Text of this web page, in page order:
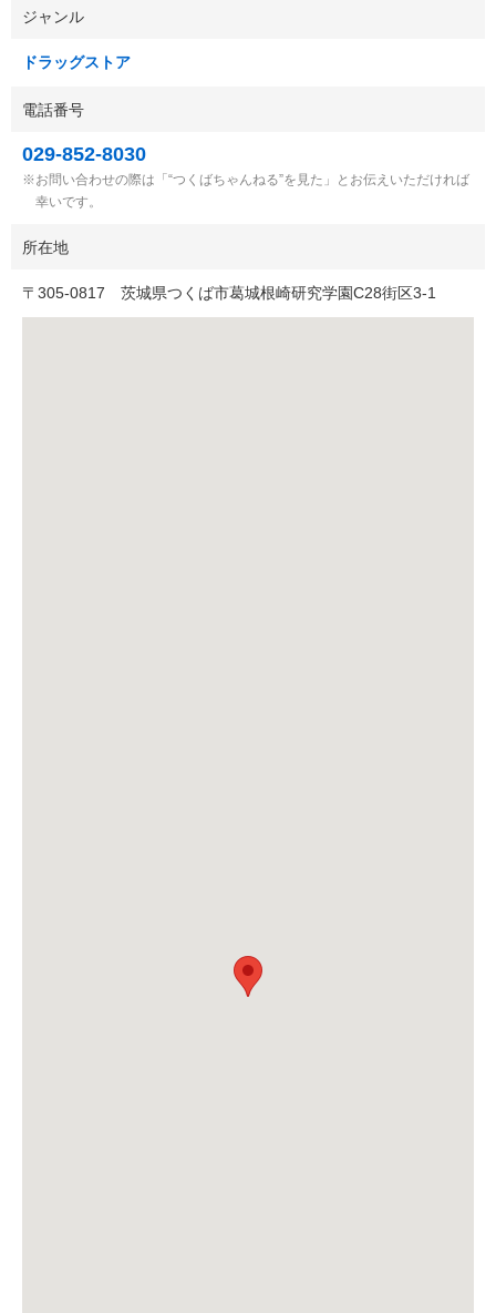
ジャンル
ドラッグストア
電話番号
029-852-8030
お問い合わせの際は「“つくばちゃんねる”を見た」とお伝えいただければ
幸いです。
所在地
〒 305-0817 茨城県つくば市葛城根崎研究学園C28街区3-1